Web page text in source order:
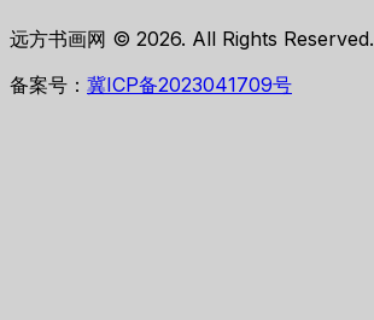
远方书画网 © 2026. All Rights Reserved.
备案号： 冀ICP备2023041709号